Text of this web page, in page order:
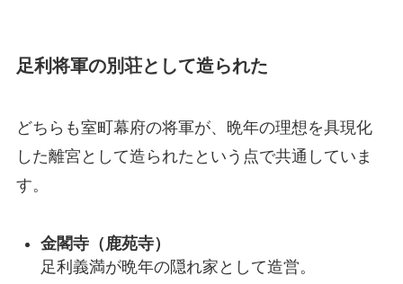
足利将軍の別荘として造られた
どちらも室町幕府の将軍が、晩年の理想を具現化
した離宮として造られたという点で共通していま
す。
金閣寺（鹿苑寺）
足利義満が晩年の隠れ家として造営。